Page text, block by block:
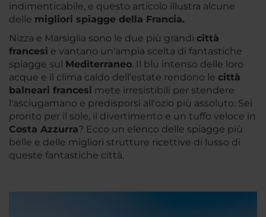
indimenticabile, e questo articolo illustra alcune
delle migliori spiagge della Francia.
Nizza e Marsiglia sono le due più grandi città
francesi e vantano un'ampia scelta di fantastiche
spiagge sul Mediterraneo. Il blu intenso delle loro
acque e il clima caldo dell'estate rendono le città
balneari francesi mete irresistibili per stendere
l'asciugamano e predisporsi all'ozio più assoluto. Sei
pronto per il sole, il divertimento e un tuffo veloce in
Costa Azzurra? Ecco un elenco delle spiagge più
belle e delle migliori strutture ricettive di lusso di
queste fantastiche città.